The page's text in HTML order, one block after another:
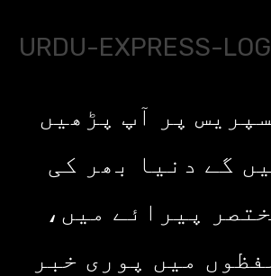
پر آپ پڑھیں
گے دنیا بھر کی
پیرائے میں،
میں پوری خبر